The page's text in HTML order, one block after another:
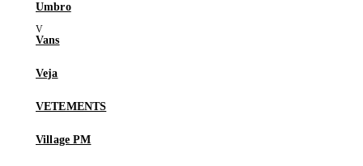
Umbro
Vans
Veja
VETEMENTS
Village PM